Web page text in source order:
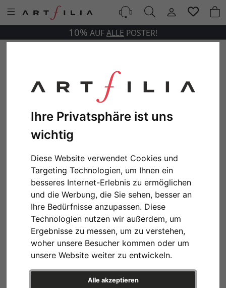
Ihre Privatsphäre ist uns
wichtig
Diese Website verwendet Cookies und
Targeting Technologien, um Ihnen ein
besseres Internet-Erlebnis zu ermöglichen
und die Werbung, die Sie sehen, besser an
Ihre Bedürfnisse anzupassen. Diese
Technologien nutzen wir außerdem, um
Ergebnisse zu messen, um zu verstehen,
woher unsere Besucher kommen oder um
unsere Website weiter zu entwickeln.
Alle akzeptieren
10% AUFALLE POSTER!